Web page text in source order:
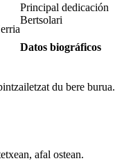
Principal dedicación
Bertsolari
Datos biográficos
du bere burua.
afal ostean.